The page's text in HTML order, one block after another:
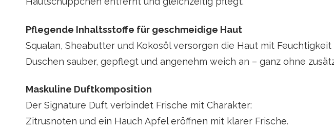
Pflegende Inhaltsstoffe für geschmeidige Haut
Squalan, Sheabutter und Kokosöl versorgen die Haut mit
Duschen sauber, gepflegt und angenehm weich an – ganz ohne
Maskuline Duftkomposition
Der Signature Duft verbindet Frische mit Charakter:
Zitrusnoten und ein Hauch Apfel eröffnen mit klarer Frische.